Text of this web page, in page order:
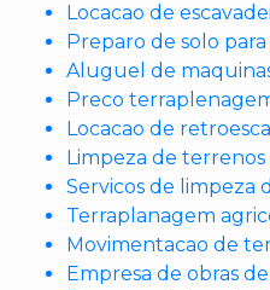
Locacao de
Preparo de solo
Aluguel de
Preco
Locacao de
Limpeza de terrenos
Servicos de limpeza
Terraplanagem
Movimentacao de
Empresa de obras